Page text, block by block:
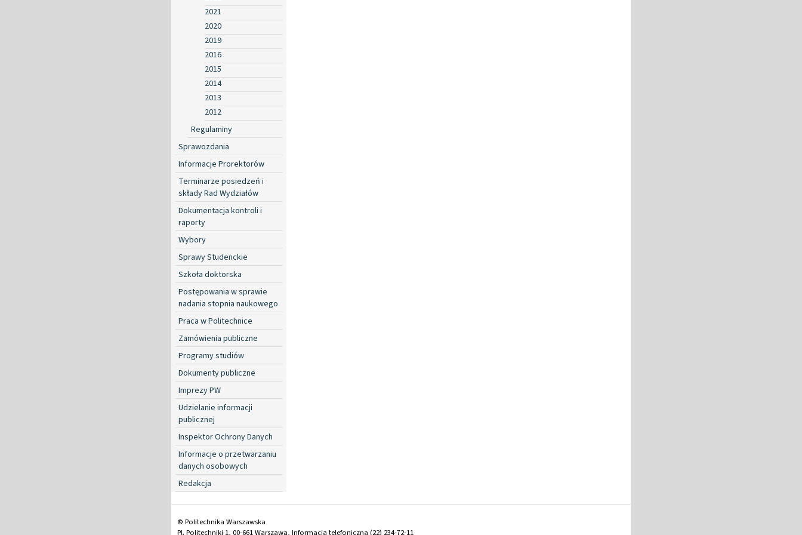
2021
2020
2019
2016
2015
2014
2013
2012
Regulaminy
Sprawozdania
Informacje Prorektorów
Terminarze posiedzeń i
składy Rad Wydziałów
Dokumentacja kontroli i
raporty
Wybory
Sprawy Studenckie
Szkoła doktorska
Postępowania w sprawie
nadania stopnia naukowego
Praca w Politechnice
Zamówienia publiczne
Programy studiów
Dokumenty publiczne
Imprezy PW
Udzielanie informacji
publicznej
Inspektor Ochrony Danych
Informacje o przetwarzaniu
danych osobowych
Redakcja
© Politechnika Warszawska
Pl. Politechniki 1, 00-661 Warszawa, Informacja telefoniczna (22) 234-72-11